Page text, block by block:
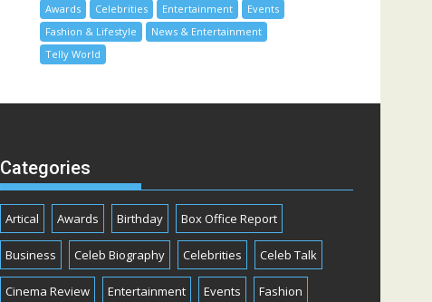
Awards Celebrities Entertainment
Events
Fashion & Lifestyle
News & Entertainment
Telly World
Categories
Artical Awards Birthday Box Office Report
Business Celeb Biography Celebrities Celeb Talk
Cinema Review Entertainment Events Fashion